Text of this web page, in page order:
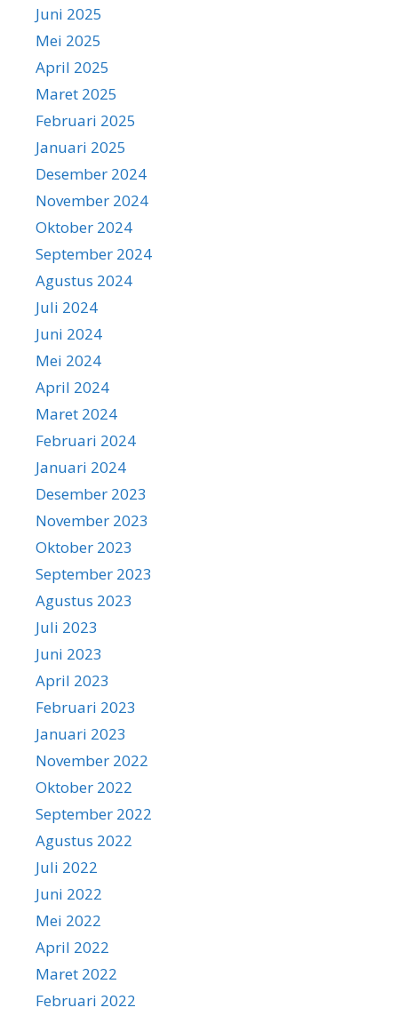
Juni 2025
Mei 2025
April 2025
Maret 2025
Februari 2025
Januari 2025
Desember 2024
November 2024
Oktober 2024
September 2024
Agustus 2024
Juli 2024
Juni 2024
Mei 2024
April 2024
Maret 2024
Februari 2024
Januari 2024
Desember 2023
November 2023
Oktober 2023
September 2023
Agustus 2023
Juli 2023
Juni 2023
April 2023
Februari 2023
Januari 2023
November 2022
Oktober 2022
September 2022
Agustus 2022
Juli 2022
Juni 2022
Mei 2022
April 2022
Maret 2022
Februari 2022